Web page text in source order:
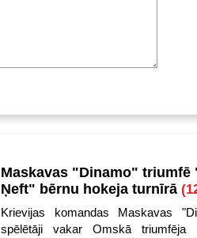
Maskavas "Dinamo" triumfē
Ņeft" bērnu hokeja turnīrā
Krievijas komandas Maskavas
spēlētāji vakar Omskā triumfēja